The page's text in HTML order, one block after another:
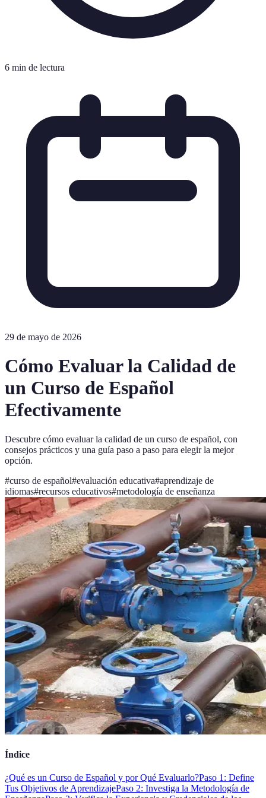
6 min de lectura
29 de mayo de 2026
Cómo Evaluar la Calidad de
un Curso de Español
Efectivamente
Descubre cómo evaluar la calidad de un curso de español, con
consejos prácticos y una guía paso a paso para elegir la mejor
opción.
#curso de español#evaluación educativa#aprendizaje de
idiomas#recursos educativos#metodología de enseñanza
Índice
¿Qué es un Curso de Español y por Qué Evaluarlo?Paso 1: Define
Tus Objetivos de AprendizajePaso 2: Investiga la Metodología de